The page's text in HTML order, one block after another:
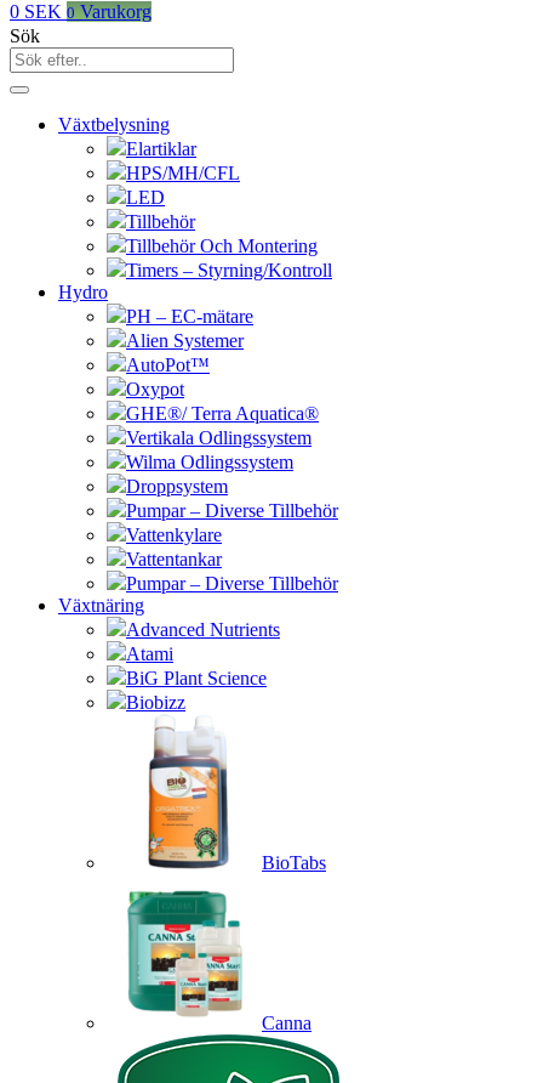
0 SEK 0 Varukorg
Sök
Växtbelysning
Elartiklar
HPS/MH/CFL
LED
Tillbehör
Tillbehör Och Montering
Timers – Styrning/Kontroll
Hydro
PH – EC-mätare
Alien Systemer
AutoPot™
Oxypot
GHE®/ Terra Aquatica®
Vertikala Odlingssystem
Wilma Odlingssystem
Droppsystem
Pumpar – Diverse Tillbehör
Vattenkylare
Vattentankar
Pumpar – Diverse Tillbehör
Växtnäring
Advanced Nutrients
Atami
BiG Plant Science
Biobizz
BioTabs
Canna